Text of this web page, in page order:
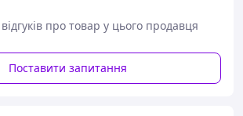
максимально 25 л/мин
барабана с уплотнением NBR/PU
1/4" BSP (F), 3 бар
про товар у цього продавця
Поставити запитання